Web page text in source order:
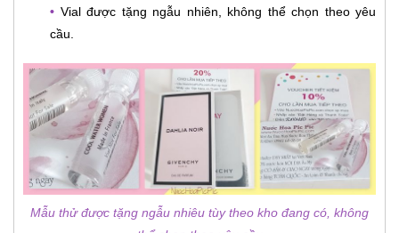
• Vial được tặng ngẫu nhiên, không thể chọn theo yêu
cầu.
Mẫu thử được tặng ngẫu nhiêu tùy theo kho đang có, không